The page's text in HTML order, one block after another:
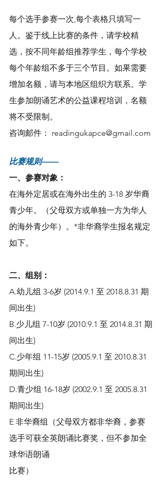
每个选手参赛一次,每个表格只填写一
人。鉴于线上比赛的条件，请学校精
选，按不同年龄组推荐学生，每个学校
每个年龄组不多于三个节目。如果需要
增加名额，请与本地区组织方联系。学
生参加朗诵艺术的公益课程培训，名额
将不受限制。
咨询邮件： readingukapce@gmail.com
比赛规则——
一、参赛对象：
在海外定居或在海外出生的 3-18 岁华裔
青少年。（父母双方或单独一方为华人
的海外青少年）。*非华裔学生报名规定
如下。
二、组别：
A.幼儿组 3-6岁 (2014.9.1 至 2018.8.31 期
间出生)
B.少儿组 7-10岁 (2010.9.1 至 2014.8.31 期
间出生)
C.少年组 11-15岁 (2005.9.1 至 2010.8.31
期间出生)
D.青少组 16-18岁 (2002.9.1 至 2005.8.31
期间出生)
E 非华裔组（父母双方都非华裔，参赛
选手可获全英朗诵比赛奖，但不参加全
球华语朗诵
比赛）